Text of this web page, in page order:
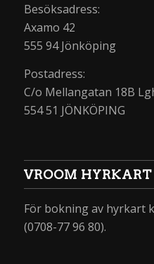
Besöksadress:
Axamo 42
555 94 Jönköping
Postadress:
C/o Mellangatan 18B
554 51 JÖNKÖPING
VROOM HYRKART
För bokning av hyrkart
(0708-77 96 80).